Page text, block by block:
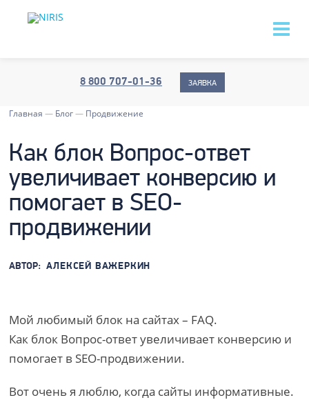
8 800 707-01-36 ЗАЯВКА
Главная — Блог— Продвижение
Как блок Вопрос-ответ
увеличивает конверсию и
помогает в SEO-
продвижении
АВТОР: АЛЕКСЕЙ ВАЖЕРКИН
Мой любимый блок на сайтах – FAQ.
Как блок Вопрос-ответ увеличивает конверсию и
помогает в SEO-продвижении.
Вот очень я люблю, когда сайты информативные.